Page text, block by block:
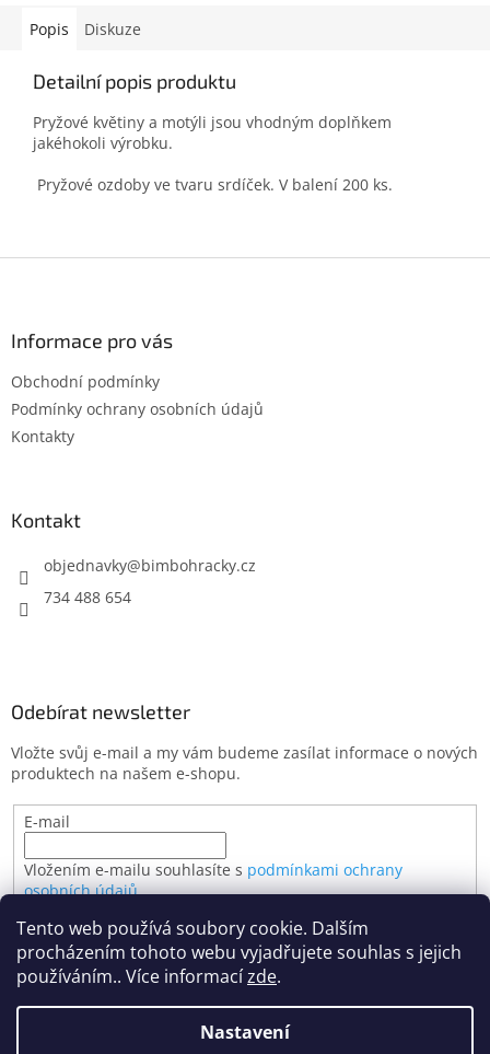
Tento web používá soubory cookie. Dalším
procházením tohoto webu vyjadřujete souhlas s jejich
používáním.. Více informacízde.
Nastavení
Popis Diskuze
Detailní popis produktu
Pryžové květiny a motýli jsou vhodným doplňkem
jakéhokoli výrobku.
Pryžové ozdoby ve tvaru srdíček. V balení 200 ks.
Informace pro vás
Obchodní podmínky
Podmínky ochrany osobních údajů
Kontakty
Kontakt
objednavky@bimbohracky.cz
734 488 654
Odebírat newsletter
Vložte svůj e-mail a my vám budeme zasílat informace o nových
produktech na našem e-shopu.
E-mail
Vložením e-mailu souhlasíte s podmínkami ochrany
osobních údajů
PŘIHLÁSIT SE
Vytvořil Shoptet